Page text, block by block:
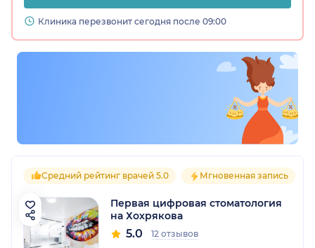
Клиника перезвонит сегодня после 09:00
Средний рейтинг врачей 5.0 Мгновенная запись
Первая цифровая стоматология
на Хохрякова
5.0 12 отзывов